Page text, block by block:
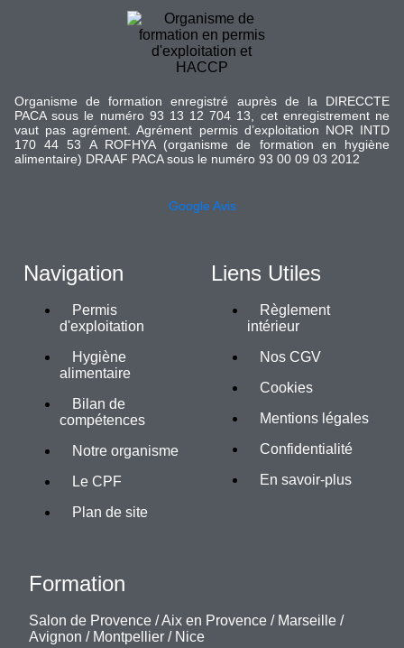
Organisme de formation enregistré auprès de la DIRECCTE
PACA sous le numéro 93 13 12 704 13, cet enregistrement ne
vaut pas agrément. Agrément permis d’exploitation NOR INTD
170 44 53 A ROFHYA (organisme de formation en hygiène
alimentaire) DRAAF PACA sous le numéro 93 00 09 03 2012
Google Avis
Navigation
Permis
d'exploitation
Hygiène
alimentaire
Bilan de
compétences
Notre organisme
Le CPF
Plan de site
Liens Utiles
Règlement
intérieur
Nos CGV
Cookies
Mentions légales
Confidentialité
En savoir-plus
Formation
Salon de Provence /Aix en Provence / Marseille /
Avignon / Montpellier / Nice